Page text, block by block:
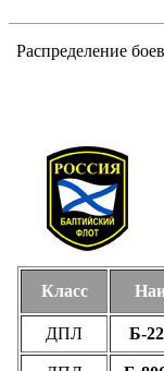
Распределение
Класс
ДПЛ
Б-